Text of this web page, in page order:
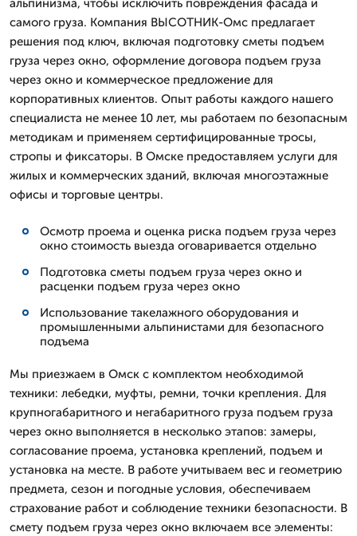
альпинизма, чтобы исключить повреждения фасада и
самого груза. Компания ВЫСОТНИК-Омс предлагает
решения под ключ, включая подготовку сметы подъем
груза через окно, оформление договора подъем груза
через окно и коммерческое предложение для
корпоративных клиентов. Опыт работы каждого нашего
специалиста не менее 10 лет, мы работаем по безопасным
методикам и применяем сертифицированные тросы,
стропы и фиксаторы. В Омске предоставляем услуги для
жилых и коммерческих зданий, включая многоэтажные
офисы и торговые центры.
Осмотр проема и оценка риска подъем груза через
окно стоимость выезда оговаривается отдельно
Подготовка сметы подъем груза через окно и
расценки подъем груза через окно
Использование такелажного оборудования и
промышленными альпинистами для безопасного
подъема
Мы приезжаем в Омск с комплектом необходимой
техники: лебедки, муфты, ремни, точки крепления. Для
крупногабаритного и негабаритного груза подъем груза
через окно выполняется в несколько этапов: замеры,
согласование проема, установка креплений, подъем и
установка на месте. В работе учитываем вес и геометрию
предмета, сезон и погодные условия, обеспечиваем
страхование работ и соблюдение техники безопасности. В
смету подъем груза через окно включаем все элементы: